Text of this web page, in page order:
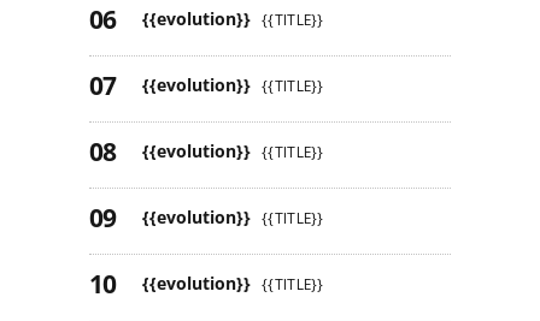
{{evolution}} {{TITLE}}
{{evolution}} {{TITLE}}
{{evolution}} {{TITLE}}
{{evolution}} {{TITLE}}
{{evolution}} {{TITLE}}